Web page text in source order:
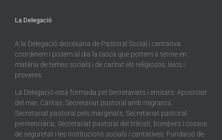
La Delegació
A la Delegació diocesana de Pastoral Social i caritativa
coordinem i posem al dia la tasca que portem a terme en
matèria de temes socials i de caritat els religiosos, laics i
preveres.
La Delegació està formada pel Secretariats i entitats: Apostolat
del mar, Càritas, Secretariat pastoral amb migrants,
Secretariat pastoral pels marginats, Secretariat pastoral
penitenciària, Secretariat pastoral del trànsit, bombers i cossos
de seguretat i les Institucions socials i caritatives: Fundació de